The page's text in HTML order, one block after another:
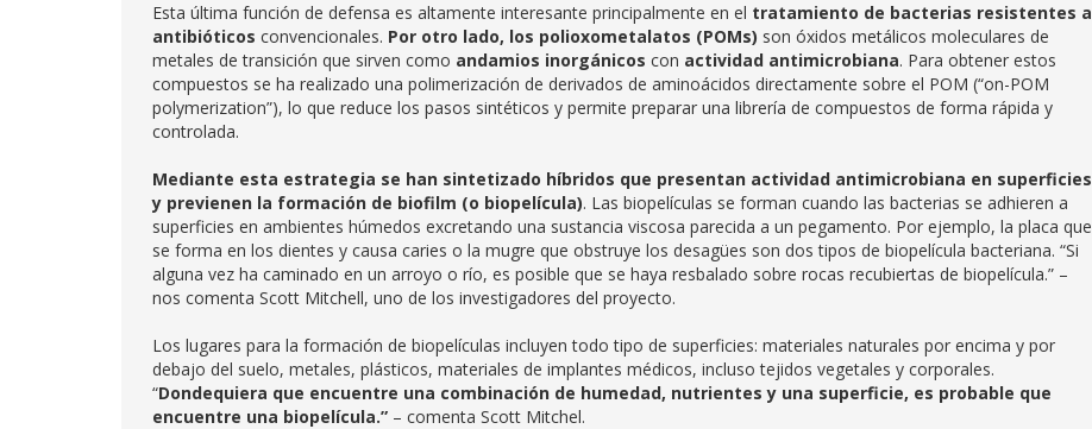
Esta última función de defensa es altamente interesante principalmente en el tratamiento de bacterias resistentes a
antibióticos convencionales. Por otro lado, los polioxometalatos (POMs) son óxidos metálicos moleculares de
metales de transición que sirven como andamios inorgánicos con actividad antimicrobiana. Para obtener estos
compuestos se ha realizado una polimerización de derivados de aminoácidos directamente sobre el POM (“on-POM
polymerization”), lo que reduce los pasos sintéticos y permite preparar una librería de compuestos de forma rápida y
controlada.
Mediante esta estrategia se han sintetizado híbridos que presentan actividad antimicrobiana en superficies
y previenen la formación de biofilm (o biopelícula). Las biopelículas se forman cuando las bacterias se adhieren a
superficies en ambientes húmedos excretando una sustancia viscosa parecida a un pegamento. Por ejemplo, la placa que
se forma en los dientes y causa caries o la mugre que obstruye los desagües son dos tipos de biopelícula bacteriana. “Si
alguna vez ha caminado en un arroyo o río, es posible que se haya resbalado sobre rocas recubiertas de biopelícula.” –
nos comenta Scott Mitchell, uno de los investigadores del proyecto.
Los lugares para la formación de biopelículas incluyen todo tipo de superficies: materiales naturales por encima y por
debajo del suelo, metales, plásticos, materiales de implantes médicos, incluso tejidos vegetales y corporales.
“Dondequiera que encuentre una combinación de humedad, nutrientes y una superficie, es probable que
encuentre una biopelícula.” – comenta Scott Mitchel.